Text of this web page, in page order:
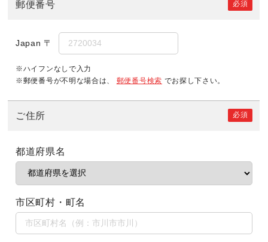
郵便番号 必須
Japan 〒
※ハイフンなしで入力
※郵便番号が不明な場合は、
郵便番号検索 でお探し下さい。
ご住所 必須
都道府県名
市区町村・町名